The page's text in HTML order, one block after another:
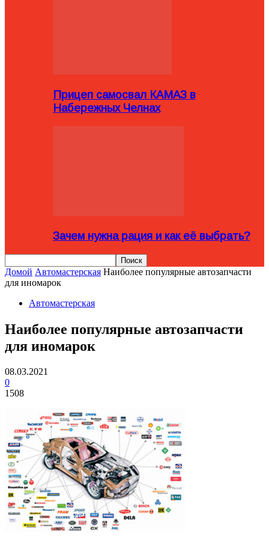
Прицеп самосвал КАМАЗ в
Набережных Челнах
Зачем нужна рация и как её выбрать?
Домой Автомастерская Наиболее популярные автозапчасти
для иномарок
Автомастерская
Наиболее популярные автозапчасти
для иномарок
08.03.2021
0
1508